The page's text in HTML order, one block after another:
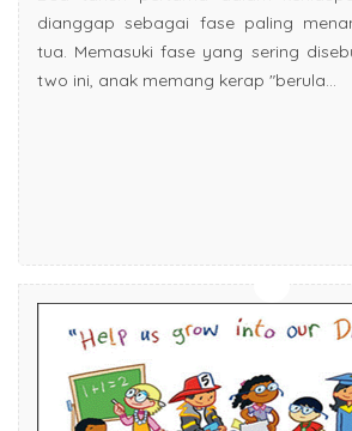
dianggap sebagai fase paling
tua. Memasuki fase yang sering
two ini, anak memang kerap "berula...